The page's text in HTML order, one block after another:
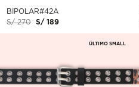
BIPOLAR#42A
S/ 270
S/ 189
ÚLTIMO SMALL